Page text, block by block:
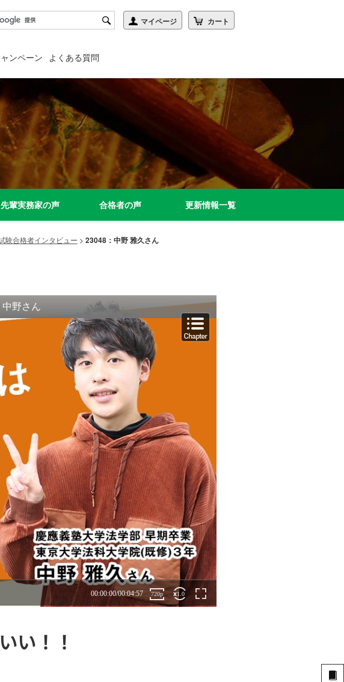
ンペーン よくある質問
先輩実務家の声 合格者の声 更新情報一覧
験合格者インタビュー > 23048：中野 雅久さん
い！！